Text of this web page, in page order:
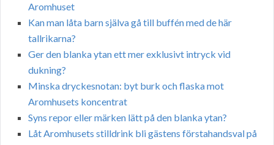
Aromhuset
Kan man låta barn själva gå till buffén med de här
tallrikarna?
Ger den blanka ytan ett mer exklusivt intryck vid
dukning?
Minska dryckesnotan: byt burk och flaska mot
Aromhusets koncentrat
Syns repor eller märken lätt på den blanka ytan?
Låt Aromhusets stilldrink bli gästens förstahandsval på